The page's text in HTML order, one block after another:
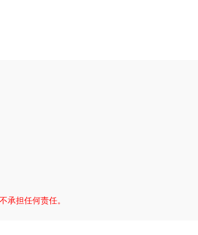
承担任何责任。